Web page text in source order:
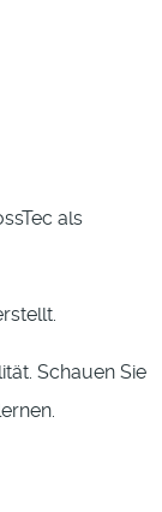
als
Schauen Sie